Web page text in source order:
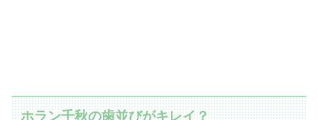
ホラン千秋の歯並びがキレイ？